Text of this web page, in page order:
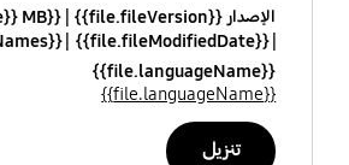
الإصدار {{file.fileVersion}}
{{file.fileSize}} MB
{{file.fileModifiedDate}}
{{file.osNames}}
{{file.languageName}}
{{file.languageName}}
تنزيل